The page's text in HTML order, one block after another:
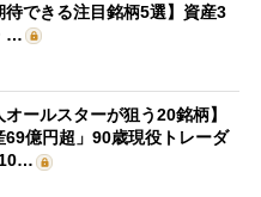
待できる注目銘柄5選】資産3
…
オールスターが狙う20銘柄】
69億円超」90歳現役トレーダ